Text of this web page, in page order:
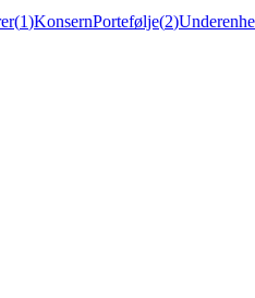
(1)KonsernPortefølje(2)